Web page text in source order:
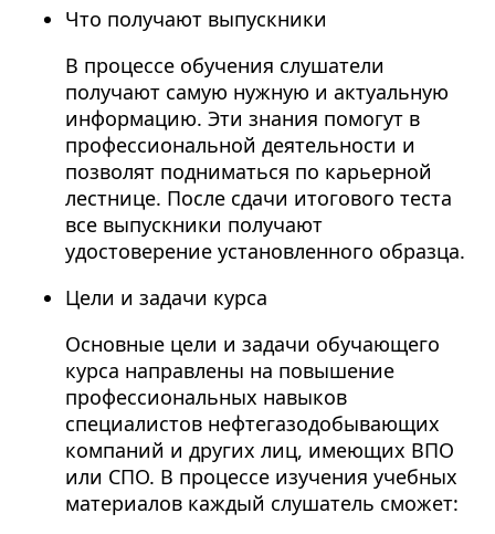
Что получают выпускники
В процессе обучения слушатели
получают самую нужную и актуальную
информацию. Эти знания помогут в
профессиональной деятельности и
позволят подниматься по карьерной
лестнице. После сдачи итогового теста
все выпускники получают
удостоверение установленного образца.
Цели и задачи курса
Основные цели и задачи обучающего
курса направлены на повышение
профессиональных навыков
специалистов нефтегазодобывающих
компаний и других лиц, имеющих ВПО
или СПО. В процессе изучения учебных
материалов каждый слушатель сможет: